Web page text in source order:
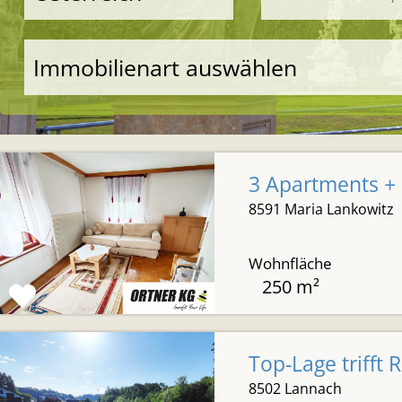
Immobilienart auswählen
3 Apartments
8591 Maria Lankowitz
Wohnfläche
250 m²
Top-Lage trifft
8502 Lannach